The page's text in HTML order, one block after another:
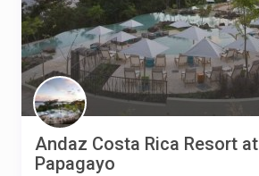
Andaz Costa Rica Resort
Papagayo